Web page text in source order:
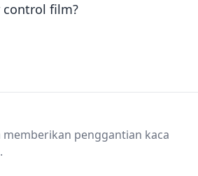
control film?
memberikan penggantian kaca